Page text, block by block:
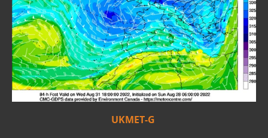
UKMET-G